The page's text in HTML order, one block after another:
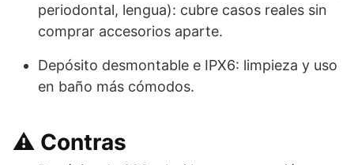
periodontal, lengua): cubre casos reales sin
comprar accesorios aparte.
Depósito desmontable e IPX6: limpieza y uso
en baño más cómodos.
⚠️ Contras